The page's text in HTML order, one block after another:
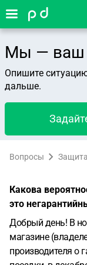
Мы — ваш
Опишите
дальше.
Вопросы
Какова
это
Добрый день! В
магазине
производителя о